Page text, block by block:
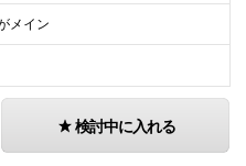
メイン
検討中に入れる